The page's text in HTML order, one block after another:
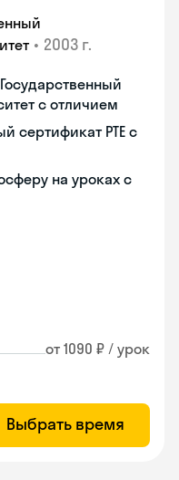
• 2003 г.
с отличием
сертификат PTE с
на уроках с
от 1090 ₽ / урок
Выбрать время